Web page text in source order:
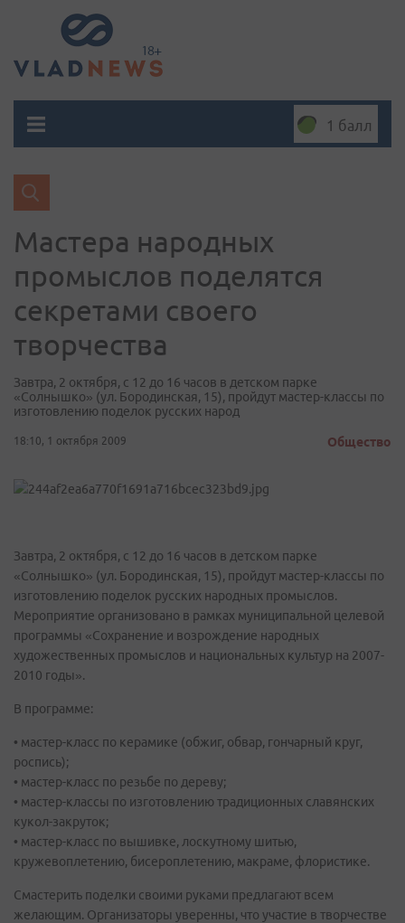
1 балл
Мастера народных
промыслов поделятся
секретами своего
творчества
Завтра, 2 октября, с 12 до 16 часов в детском парке
«Солнышко» (ул. Бородинская, 15), пройдут мастер-классы по
изготовлению поделок русских народ
18:10, 1 октября 2009 Общество
Завтра, 2 октября, с 12 до 16 часов в детском парке
«Солнышко» (ул. Бородинская, 15), пройдут мастер-классы по
изготовлению поделок русских народных промыслов.
Мероприятие организовано в рамках муниципальной целевой
программы «Сохранение и возрождение народных
художественных промыслов и национальных культур на 2007-
2010 годы».
В программе:
• мастер-класс по керамике (обжиг, обвар, гончарный круг,
роспись);
• мастер-класс по резьбе по дереву;
• мастер-классы по изготовлению традиционных славянских
кукол-закруток;
• мастер-класс по вышивке, лоскутному шитью,
кружевоплетению, бисероплетению, макраме, флористике.
Смастерить поделки своими руками предлагают всем
желающим. Организаторы уверенны, что участие в творчестве